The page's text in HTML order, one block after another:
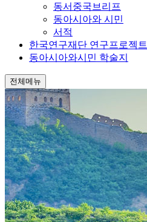
동서중국브리프
동아시아와 시민
서적
한국연구재단 연구프로젝트
동아시아와시민 학술지
전체메뉴